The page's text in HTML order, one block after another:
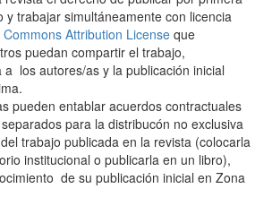
y trabajar simultáneamente con licencia
Attribution Licenseque
puedan compartir el trabajo,
a los autores/as y la publicación inicial
pueden entablar acuerdos contractuales
para la distribucón no exclusiva
trabajo publicada en la revista (colocarla
institucional o publicarla en un libro),
de su publicación inicial en Zona